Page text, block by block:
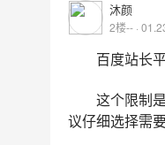
沐颜
2楼-- ·
百度站长
这个限制
议仔细选择需